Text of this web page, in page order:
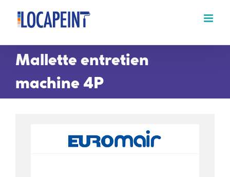
Passer
contenu
Mallette entretien
machine 4P